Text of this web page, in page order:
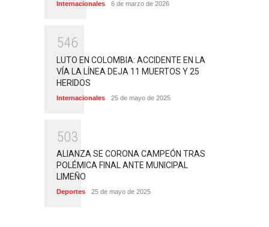
Internacionales 6 de marzo de 2026
546
LUTO EN COLOMBIA: ACCIDENTE EN LA
VÍA LA LÍNEA DEJA 11 MUERTOS Y 25
HERIDOS
Internacionales 25 de mayo de 2025
503
ALIANZA SE CORONA CAMPEÓN TRAS
POLÉMICA FINAL ANTE MUNICIPAL
LIMEÑO
Deportes 25 de mayo de 2025